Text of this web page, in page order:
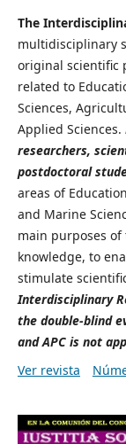
The
multidisciplinary
original scientific
related to
Sciences,
Applied Sciences.
researchers,
postdoctoral
areas of
and Marine
main purposes
knowledge, to
stimulate
Interdisciplinary
the double-blind
and APC is not
Ver revista